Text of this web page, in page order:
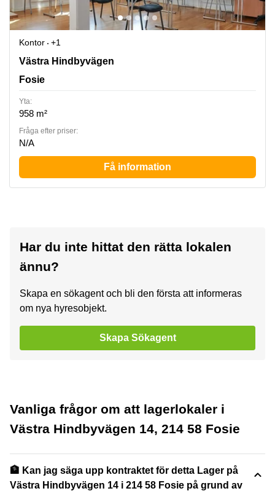
Kontor
+1
Västra Hindbyvägen 14, Fosie
Västra Hindbyvägen
Fosie
Yta:
958 m²
Fråga efter priser:
N/A
Få information
Har du inte hittat den rätta lokalen
ännu?
Skapa en sökagent och bli den första att informeras
om nya hyresobjekt.
Skapa Sökagent
Vanliga frågor om att lagerlokaler i
Västra Hindbyvägen 14, 214 58 Fosie
🏦 Kan jag säga upp kontraktet för detta Lager på
Västra Hindbyvägen 14 i 214 58 Fosie på grund av